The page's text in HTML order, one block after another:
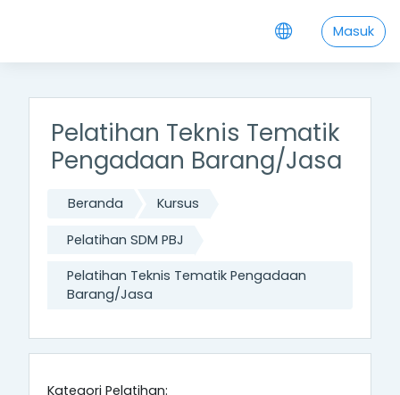
Masuk
Pelatihan Teknis Tematik
Pengadaan Barang/Jasa
Beranda Kursus
Pelatihan SDM PBJ
Pelatihan Teknis Tematik Pengadaan
Barang/Jasa
Kategori Pelatihan: